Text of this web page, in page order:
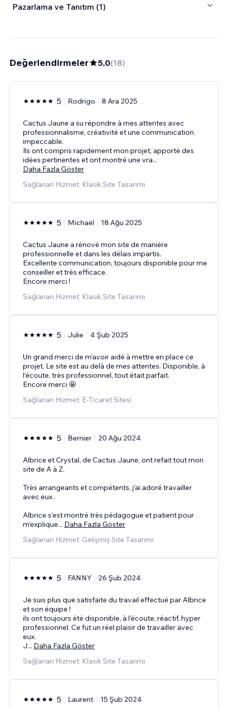
Pazarlama ve Tanıtım (1)
Değerlendirmeler 5,0(18)
5 Rodrigo 8 Ara 2025
Cactus Jaune a su répondre à mes attentes avec
professionnalisme, créativité et une communication
impeccable.
Ils ont compris rapidement mon projet, apporté des
idées pertinentes et ont montré une vra...
Daha Fazla Göster
Sağlanan Hizmet: Klasik Site Tasarımı
5 Michaël 18 Ağu 2025
Cactus Jaune a rénové mon site de manière
professionnelle et dans les délais impartis.
Excellente communication, toujours disponible pour me
conseiller et très efficace.
Encore merci !
Sağlanan Hizmet: Klasik Site Tasarımı
5 Julie 4 Şub 2025
Un grand merci de m’avoir aidé à mettre en place ce
projet. Le site est au delà de mes attentes. Disponible, à
l’écoute, très professionnel, tout était parfait.
Encore merci 🤩
Sağlanan Hizmet: E-Ticaret Sitesi
5 Bernier 20 Ağu 2024
Albrice et Crystal, de Cactus Jaune, ont refait tout mon
site de A à Z.
Très arrangeants et compétents, j'ai adoré travailler
avec eux.
Albrice s'est montré très pédagogue et patient pour
m'explique... Daha Fazla Göster
Sağlanan Hizmet: Gelişmiş Site Tasarımı
5 FANNY 26 Şub 2024
Je suis plus que satisfaite du travail effectué par Albrice
et son équipe !
ils ont toujours été disponible, à l’écoute, réactif, hyper
professionnel. Ce fut un réel plaisir de travailler avec
eux.
J... Daha Fazla Göster
Sağlanan Hizmet: Klasik Site Tasarımı
5 Laurent 15 Şub 2024